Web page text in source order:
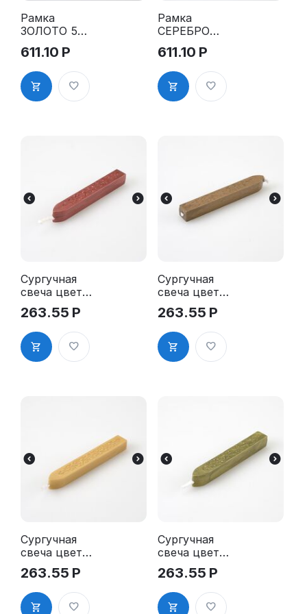
Рамка
ЗОЛОТО 509
для
сертификат
ов,
дипломов,
грамот и т.д
611.10 Р
Рамка
СЕРЕБРО
513 для
сертификат
ов,
дипломов,
грамот и т.д
611.10 Р
Сургучная
свеча цвет
БОРДО для
пломбира
00553
263.55 Р
Сургучная
свеча цвет
БРОНЗА для
пломбира
01749
263.55 Р
Сургучная
свеча цвет
ЗОЛОТО для
пломбира
00631
263.55 Р
Сургучная
свеча цвет
ЛАТУНЬ для
пломбира
00632
263.55 Р